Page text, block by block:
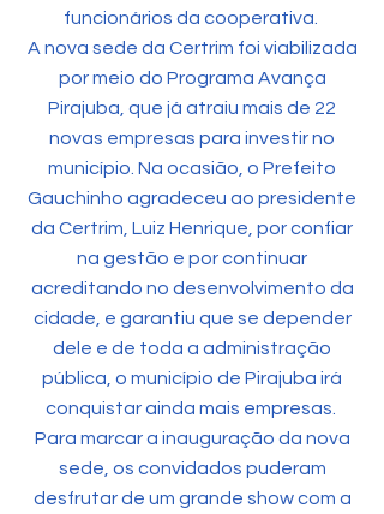
funcionários da cooperativa.
A nova sede da Certrim foi viabilizada
por meio do Programa Avança
Pirajuba, que já atraiu mais de 22
novas empresas para investir no
município. Na ocasião, o Prefeito
Gauchinho agradeceu ao presidente
da Certrim, Luiz Henrique, por confiar
na gestão e por continuar
acreditando no desenvolvimento da
cidade, e garantiu que se depender
dele e de toda a administração
pública, o município de Pirajuba irá
conquistar ainda mais empresas.
Para marcar a inauguração da nova
sede, os convidados puderam
desfrutar de um grande show com a